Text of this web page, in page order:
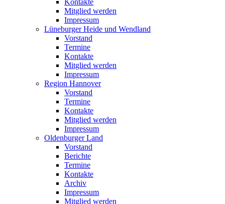
Kontakte
Mitglied werden
Impressum
Lüneburger Heide und Wendland
Vorstand
Termine
Kontakte
Mitglied werden
Impressum
Region Hannover
Vorstand
Termine
Kontakte
Mitglied werden
Impressum
Oldenburger Land
Vorstand
Berichte
Termine
Kontakte
Archiv
Impressum
Mitglied werden